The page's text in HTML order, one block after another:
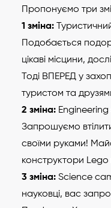
Пропонуємо три
1 зміна:
Подобається
цікаві місцини,
Тоді ВПЕРЕД у
туристом та
2 зміна:
Запрошуємо
своїми руками!
конструктори Lego
3 зміна: Science
науковці, вас